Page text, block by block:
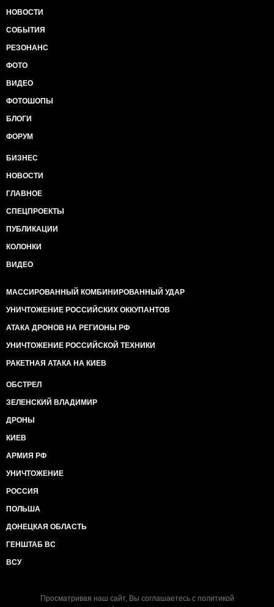
НОВОСТИ
СОБЫТИЯ
РЕЗОНАНС
ФОТО
ВИДЕО
ФОТОШОПЫ
БЛОГИ
ФОРУМ
БИЗНЕС
НОВОСТИ
ГЛАВНОЕ
СПЕЦПРОЕКТЫ
ПУБЛИКАЦИИ
КОЛОНКИ
ВИДЕО
МАССИРОВАННЫЙ КОМБИНИРОВАННЫЙ УДАР
УНИЧТОЖЕНИЕ РОССИЙСКИХ ОККУПАНТОВ
АТАКА ДРОНОВ НА РЕГИОНЫ РФ
УНИЧТОЖЕНИЕ РОССИЙСКОЙ ТЕХНИКИ
РАКЕТНАЯ АТАКА НА КИЕВ
ОБСТРЕЛ
ЗЕЛЕНСКИЙ ВЛАДИМИР
ДРОНЫ
КИЕВ
АРМИЯ РФ
УНИЧТОЖЕНИЕ
РОССИЯ
ПОЛЬША
ДОНЕЦКАЯ ОБЛАСТЬ
ГЕНШТАБ ВС
ВСУ
Просматривая наш сайт, Вы соглашаетесь с политикой